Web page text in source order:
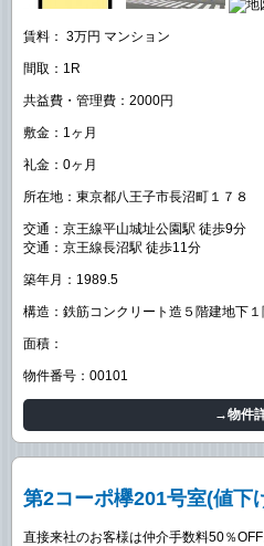
賃料： 3万円 マンション
間取：1R
共益費・管理費：2000円
敷金：1ヶ月
礼金：0ヶ月
所在地：東京都八王子市長沼町１７８
交通：京王線平山城址公園駅 徒歩9分
交通：京王線長沼駅 徒歩11分
築年月：1989.5
構造：鉄筋コンクリート造５階建地下
面積：
物件番号：00101
→物件
第2コーポ欅201号室(値下
直接来社のお客様は仲介手数料50％